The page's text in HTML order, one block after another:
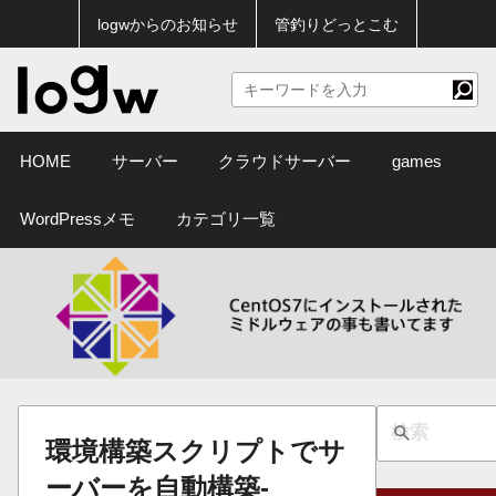
logwからのお知らせ 管釣りどっとこむ
HOME サーバー クラウドサーバー games
WordPressメモ カテゴリ一覧
環境構築スクリプトでサ
ーバーを自動構築-